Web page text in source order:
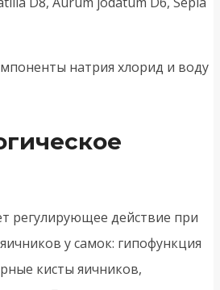
натрия хлорид и воду
регулирующее действие при
у самок: гипофункция
кисты яичников,